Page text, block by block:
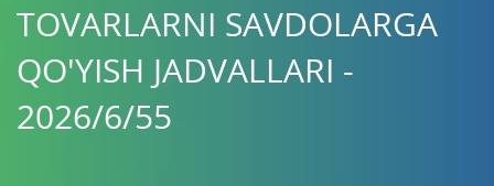
TOVARLARNI SAVDOLARGA
QO'YISH JADVALLARI -
2026/6/55